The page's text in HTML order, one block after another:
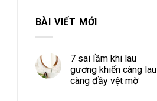
BÀI VIẾT MỚI
7 sai lầm khi lau
gương khiến càng lau
càng đầy vệt mờ